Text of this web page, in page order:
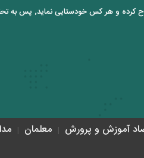
آموزش و پرورش معلمان